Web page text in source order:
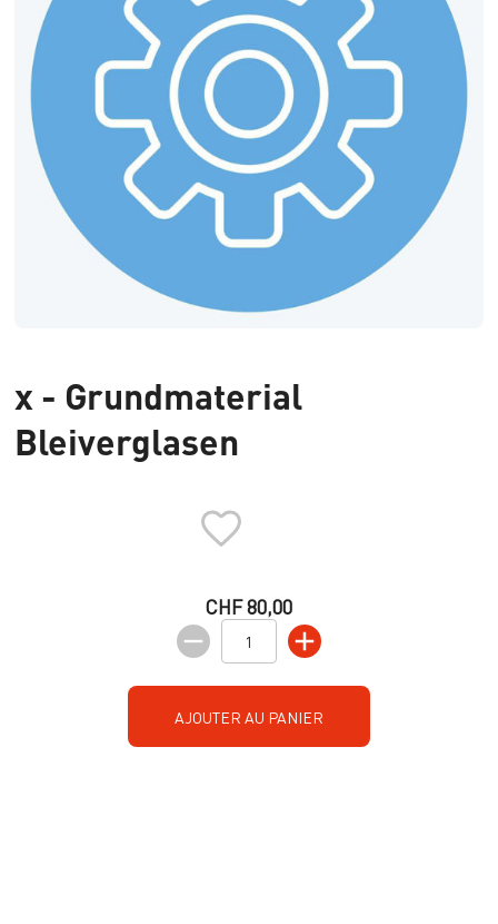
x - Grundmaterial
Bleiverglasen
CHF 80,00
AJOUTER AU PANIER